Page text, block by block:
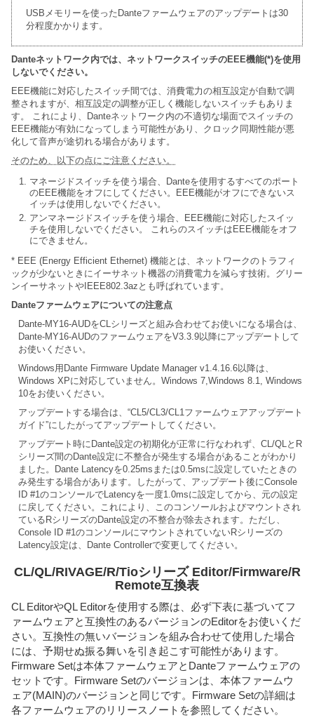
USBメモリーを使ったDanteファームウェアのアップデートは30
分程度かかります。
Danteネットワーク内では、ネットワークスイッチのEEE機能(*)を使用
しないでください。
EEE機能に対応したスイッチ間では、消費電力の相互設定が自動で調
整されますが、相互設定の調整が正しく機能しないスイッチもありま
す。 これにより、Danteネットワーク内の不適切な場面でスイッチの
EEE機能が有効になってしまう可能性があり、クロック同期性能が悪
化して音声が途切れる場合があります。
そのため、以下の点にご注意ください。
マネージドスイッチを使う場合、Danteを使用するすべてのポート
のEEE機能をオフにしてください。EEE機能がオフにできないス
イッチは使用しないでください。
アンマネージドスイッチを使う場合、EEE機能に対応したスイッ
チを使用しないでください。 これらのスイッチはEEE機能をオフ
にできません。
* EEE (Energy Efficient Ethernet) 機能とは、ネットワークのトラフィ
ックが少ないときにイーサネット機器の消費電力を減らす技術。グリー
ンイーサネットやIEEE802.3azとも呼ばれています。
Danteファームウェアについての注意点
Dante-MY16-AUDをCLシリーズと組み合わせてお使いになる場合は、
Dante-MY16-AUDのファームウェアをV3.3.9以降にアップデートして
お使いください。
Windows用Dante Firmware Update Manager v1.4.16.6以降は、
Windows XPに対応していません。Windows 7,Windows 8.1, Windows
10をお使いください。
アップデートする場合は、“CL5/CL3/CL1ファームウェアアップデート
ガイド”にしたがってアップデートしてください。
アップデート時にDante設定の初期化が正常に行なわれず、CL/QLとR
シリーズ間のDante設定に不整合が発生する場合があることがわかり
ました。Dante Latencyを0.25msまたは0.5msに設定していたときの
み発生する場合があります。したがって、アップデート後にConsole
ID #1のコンソールでLatencyを一度1.0msに設定してから、元の設定
に戻してください。これにより、このコンソールおよびマウントされ
ているRシリーズのDante設定の不整合が除去されます。ただし、
Console ID #1のコンソールにマウントされていないRシリーズの
Latency設定は、Dante Controllerで変更してください。
CL/QL/RIVAGE/R/Tioシリーズ Editor/Firmware/R
Remote互換表
CL EditorやQL Editorを使用する際は、必ず下表に基づいてフ
ァームウェアと互換性のあるバージョンのEditorをお使いくだ
さい。互換性の無いバージョンを組み合わせて使用した場合
には、予期せぬ振る舞いを引き起こす可能性があります。
Firmware Setは本体ファームウェアとDanteファームウェアの
セットです。Firmware Setのバージョンは、本体ファームウ
ェア(MAIN)のバージョンと同じです。Firmware Setの詳細は
各ファームウェアのリリースノートを参照してください。